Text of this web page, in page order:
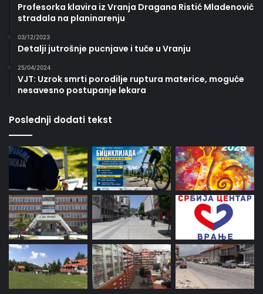
Profesorka klavira iz Vranja Dragana Ristić Mladenović
stradala na planinarenju
03/12/2023
Detalji jutrošnje pucnjave i tuče u Vranju
25/04/2024
VJT: Uzrok smrti porodilje ruptura materice, moguće
nesavesno postupanje lekara
Poslednji dodati tekst